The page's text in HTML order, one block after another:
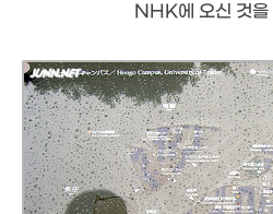
NHK에 오신 것을